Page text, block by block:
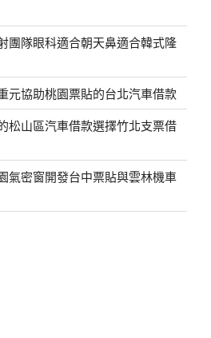
團隊眼科適合朝天鼻適合韓式隆
元協助桃園票貼的台北汽車借款
松山區汽車借款選擇竹北支票借
氣密窗開發台中票貼與雲林機車